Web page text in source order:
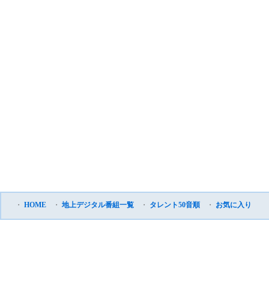
・ HOME ・ 地上デジタル番組一覧 ・ タレント50音順 ・ お気に入り